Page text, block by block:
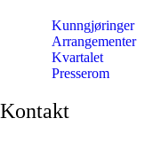
Kunngjøringer
Arrangementer
Kvartalet
Presserom
Kontakt